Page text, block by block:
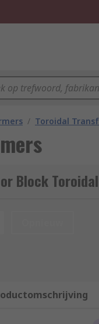
/ Toroidal
Block